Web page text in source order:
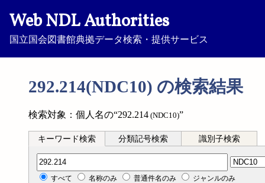
Web NDL Authorities
国立国会図書館典拠データ検索・提供サービス
292.214(NDC10) の検索結果
検索対象：個人名の“292.214 (NDC10)”
キーワード検索 分類記号検索 識別子検索
分類記号検索
すべて 名称のみ 普通件名のみ ジャンルのみ